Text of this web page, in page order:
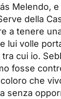
Melendo,
della
a tenere
lui volle
cui io.
fosse
che
senza